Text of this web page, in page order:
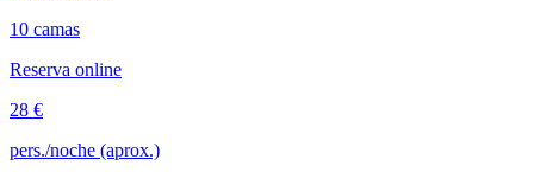
10 camas
Reserva online
28 €
pers./noche (aprox.)